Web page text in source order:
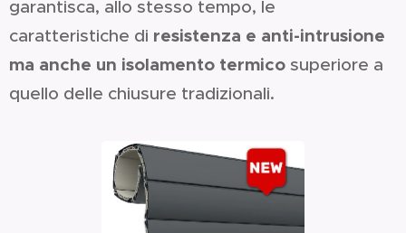
garantisca, allo stesso tempo, le
caratteristiche di resistenza e anti-intrusione
ma anche un isolamento termico superiore a
quello delle chiusure tradizionali.